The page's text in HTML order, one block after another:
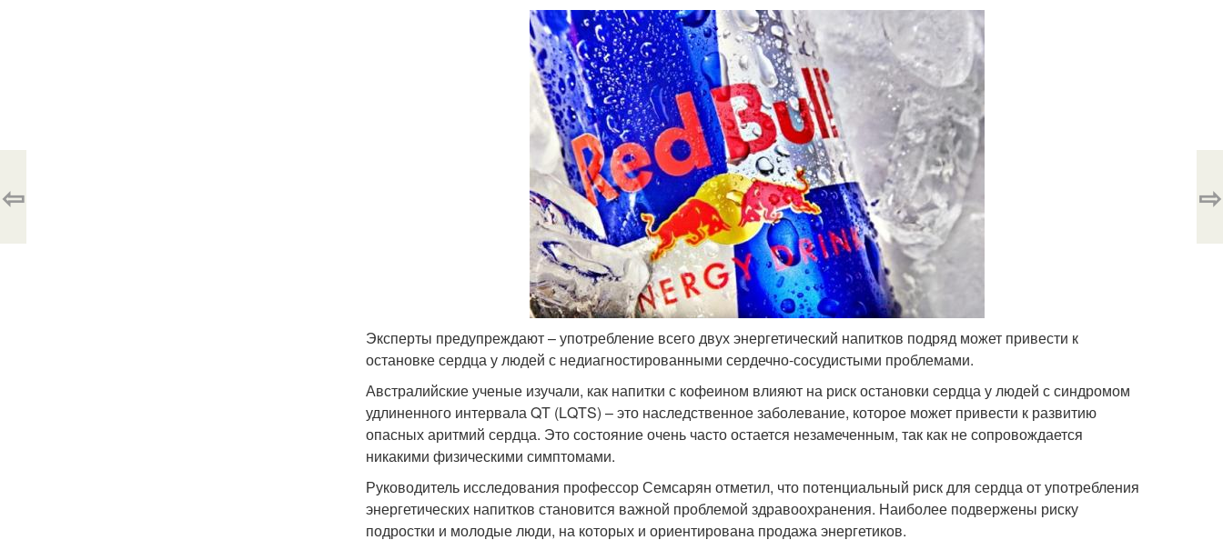
Эксперты предупреждают – употребление всего двух энергетический напитков подряд может привести к
остановке сердца у людей с недиагностированными сердечно-сосудистыми проблемами.
Австралийские ученые изучали, как напитки с кофеином влияют на риск остановки сердца у людей с синдромом
удлиненного интервала QT (LQTS) – это наследственное заболевание, которое может привести к развитию
опасных аритмий сердца. Это состояние очень часто остается незамеченным, так как не сопровождается
никакими физическими симптомами.
Руководитель исследования профессор Семсарян отметил, что потенциальный риск для сердца от употребления
энергетических напитков становится важной проблемой здравоохранения. Наиболее подвержены риску
подростки и молодые люди, на которых и ориентирована продажа энергетиков.
⇦ ⇨